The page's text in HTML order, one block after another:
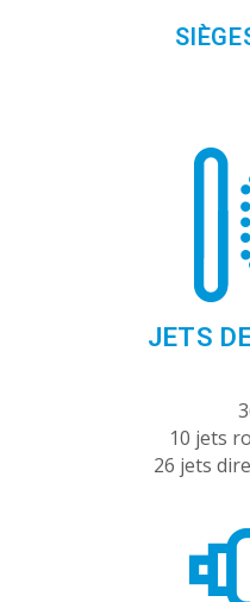
JETS
10 jets
26 jets